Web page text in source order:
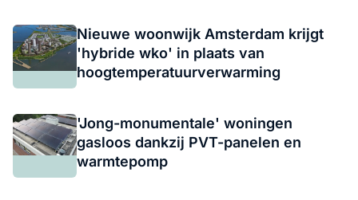
Nieuwe woonwijk Amsterdam krijgt
'hybride wko' in plaats van
hoogtemperatuurverwarming
'Jong-monumentale' woningen
gasloos dankzij PVT-panelen en
warmtepomp